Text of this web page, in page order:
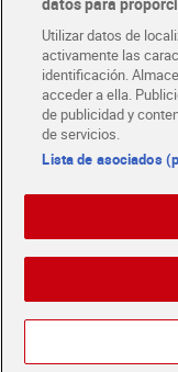
¡Solicita tu tarjeta de
COLABORA CON DIA
EnglishPolítica de
Utilizar datos de
activamente las
identificación.
acceder a ella.
de publicidad y
de servicios.
Lista de asociados